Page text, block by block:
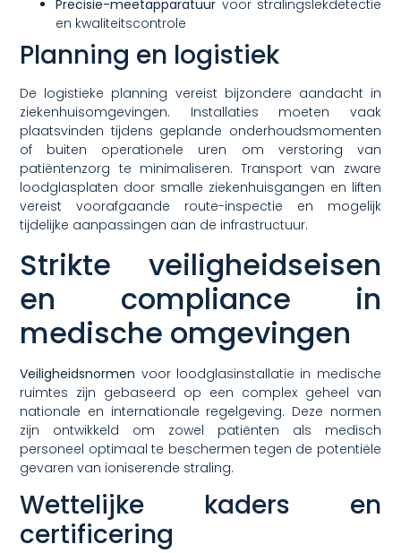
Precisie-meetapparatuur voor stralingslekdetectie
en kwaliteitscontrole
Planning en logistiek
De logistieke planning vereist bijzondere aandacht in
ziekenhuisomgevingen. Installaties moeten vaak
plaatsvinden tijdens geplande onderhoudsmomenten
of buiten operationele uren om verstoring van
patiëntenzorg te minimaliseren. Transport van zware
loodglasplaten door smalle ziekenhuisgangen en liften
vereist voorafgaande route-inspectie en mogelijk
tijdelijke aanpassingen aan de infrastructuur.
Strikte veiligheidseisen
en compliance in
medische omgevingen
Veiligheidsnormen voor loodglasinstallatie in medische
ruimtes zijn gebaseerd op een complex geheel van
nationale en internationale regelgeving. Deze normen
zijn ontwikkeld om zowel patiënten als medisch
personeel optimaal te beschermen tegen de potentiële
gevaren van ioniserende straling.
Wettelijke kaders en
certificering